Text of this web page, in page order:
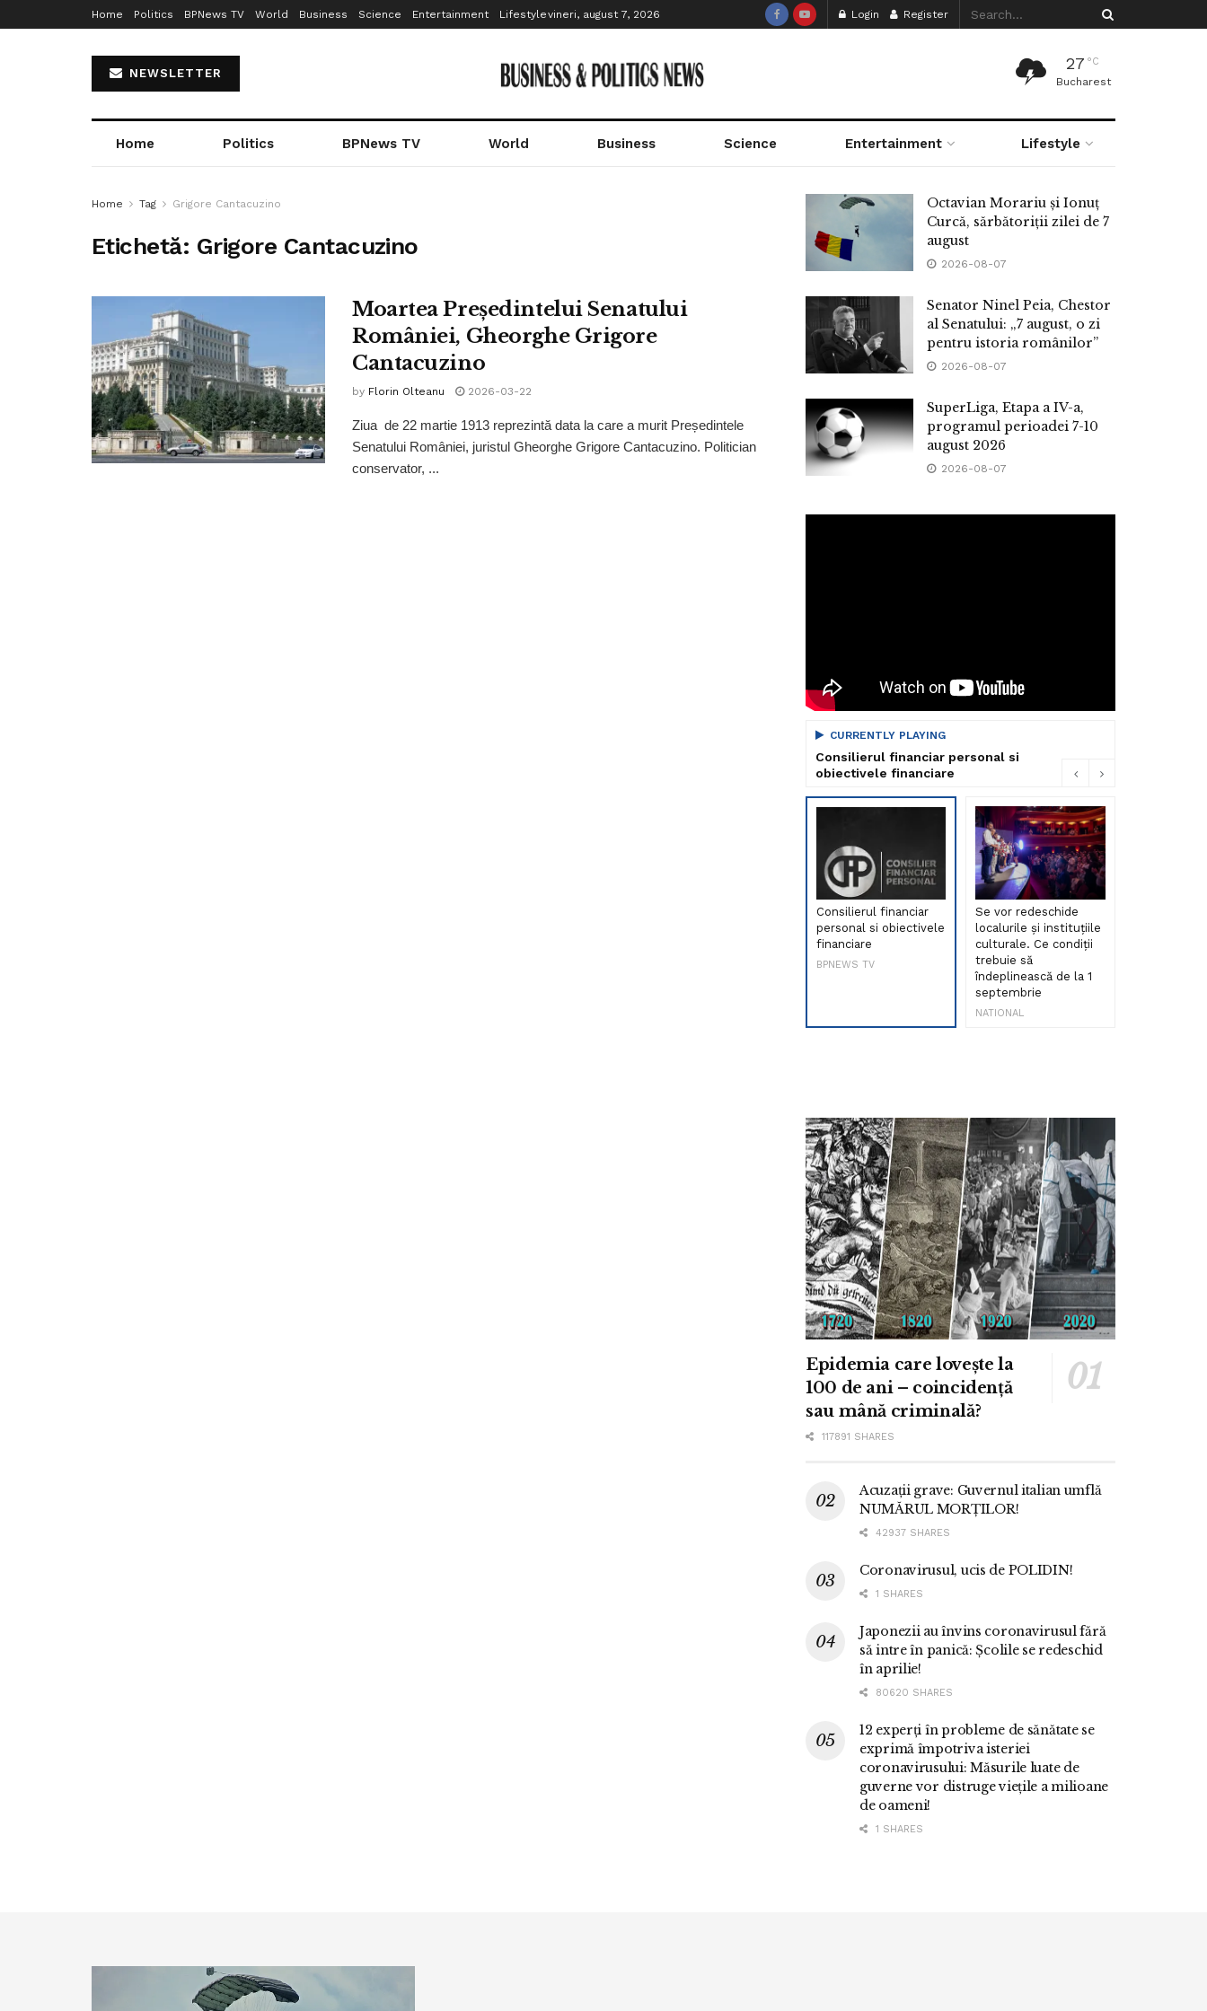
Home Politics BPNews TV World Business Science Entertainment Lifestylevineri, august 7, 2026 Login Register
NEWSLETTER
27 °C
Bucharest
Home Politics BPNews TV World Business Science Entertainment Lifestyle
Home Tag Grigore Cantacuzino
Etichetă: Grigore Cantacuzino
Moartea Președintelui Senatului
României, Gheorghe Grigore
Cantacuzino
by Florin Olteanu 2026-03-22
Ziua de 22 martie 1913 reprezintă data la care a murit Președintele
Senatului României, juristul Gheorghe Grigore Cantacuzino. Politician
conservator, ...
Octavian Morariu și Ionuț
Curcă, sărbătoriții zilei de 7
august
2026-08-07
Senator Ninel Peia, Chestor
al Senatului: „7 august, o zi
pentru istoria românilor”
2026-08-07
SuperLiga, Etapa a IV-a,
programul perioadei 7-10
august 2026
2026-08-07
CURRENTLY PLAYING
Consilierul financiar personal si
obiectivele financiare
Consilierul financiar
personal si obiectivele
financiare
BPNEWS TV
Se vor redeschide
localurile și instituțiile
culturale. Ce condiții
trebuie să
îndeplinească de la 1
septembrie
NATIONAL
Epidemia care lovește la
100 de ani – coincidență
sau mână criminală?
117891 SHARES
Acuzații grave: Guvernul italian umflă
NUMĂRUL MORȚILOR!
42937 SHARES
Coronavirusul, ucis de POLIDIN!
1 SHARES
Japonezii au învins coronavirusul fără
să intre în panică: Școlile se redeschid
în aprilie!
80620 SHARES
12 experți în probleme de sănătate se
exprimă împotriva isteriei
coronavirusului: Măsurile luate de
guverne vor distruge viețile a milioane
de oameni!
1 SHARES